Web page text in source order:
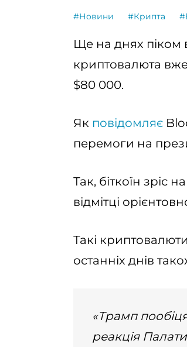
#Новини #Крипта
Ще на днях піком
криптовалюта
$80 000.
Як повідомляє
перемоги на
Так, біткоїн зріс
відмітці
Такі
останніх днів
«Трамп
реакція